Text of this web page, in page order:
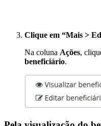
Clique em “Mais >
Na coluna Ações,
beneficiário.